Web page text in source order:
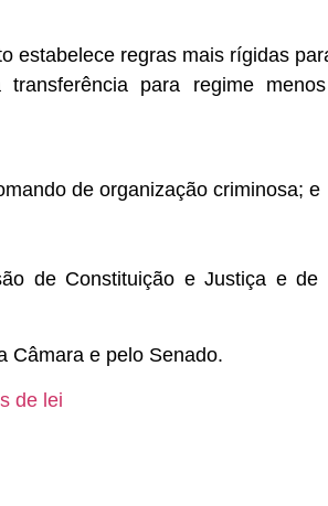
estabelece regras mais rígidas
para regime
de organização criminosa; e
de Constituição e Justiça e de
Câmara e pelo Senado.
de lei